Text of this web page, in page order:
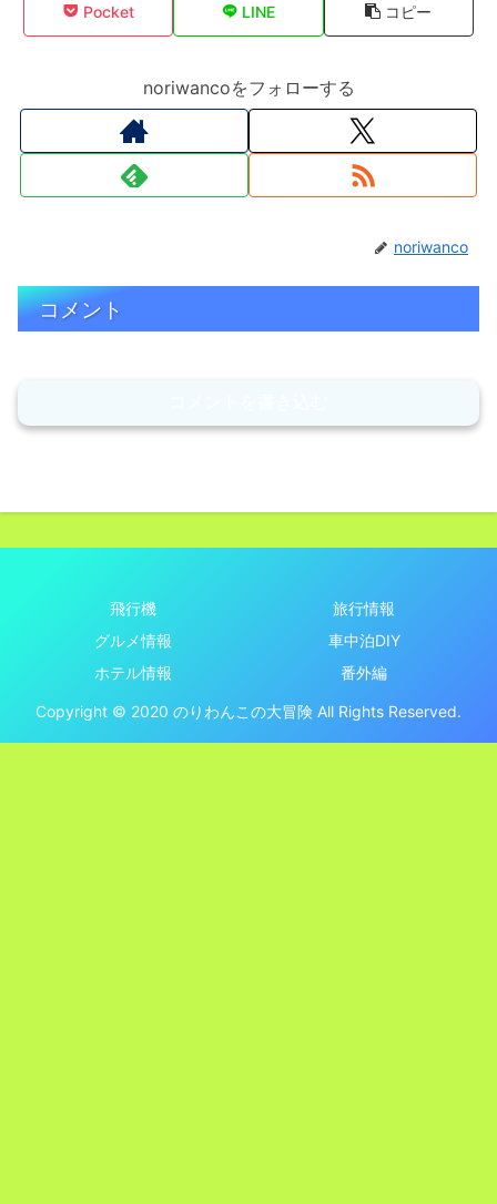
Pocket LINE コピー
noriwancoをフォローする
noriwanco
コメント
飛行機
旅行情報
グルメ情報
車中泊DIY
ホテル情報
番外編
Copyright © 2020 のりわんこの大冒険 All Rights Reserved.